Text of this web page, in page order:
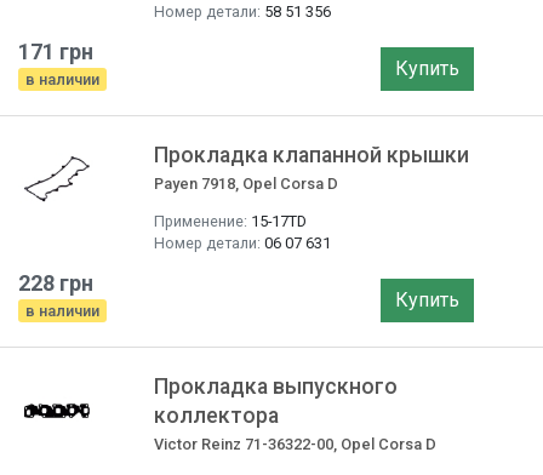
Номер детали: 58 51 356
171 грн
в наличии Купить
Прокладка клапанной крышки
Payen 7918, Opel Corsa D
Применение: 15-17TD
Номер детали: 06 07 631
228 грн
в наличии Купить
Прокладка выпускного
коллектора
Victor Reinz 71-36322-00, Opel Corsa D